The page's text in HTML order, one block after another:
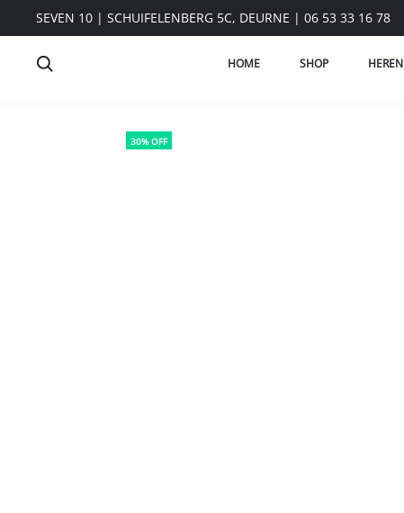
SEVEN 10 | SCHUIFELENBERG 5C, DEURNE | 06 53 33 16 78
HOME SHOP HEREN
30% OFF